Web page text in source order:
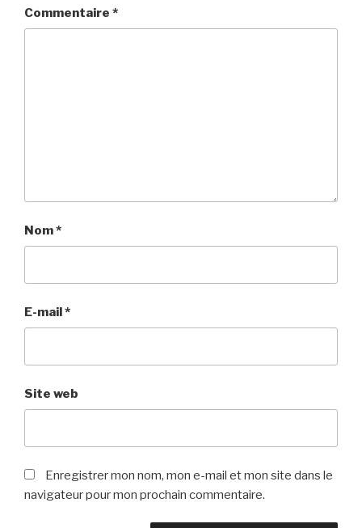
Commentaire *
Nom*
E-mail*
Site web
Enregistrer mon nom, mon e-mail et mon site dans le
navigateur pour mon prochain commentaire.